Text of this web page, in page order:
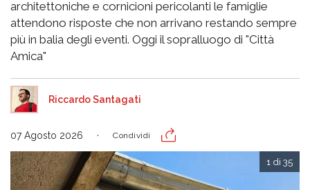
architettoniche e cornicioni pericolanti le famiglie
attendono risposte che non arrivano restando sempre
più in balia degli eventi. Oggi il sopralluogo di "Città
Amica"
Riccardo Santagati
07 Agosto 2026 Condividi
1 di 35